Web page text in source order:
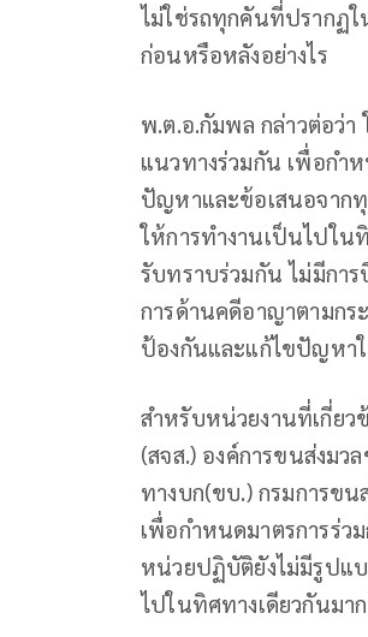
ไม่ใช่รถทุกคันที่ปรากฏ
ก่อนหรือหลังอย่างไร
พ.ต.อ.กัมพล กล่าวต่อว่า
แนวทางร่วมกัน เพื่อกำ
ปัญหาและข้อเสนอจาก
ให้การทำงานเป็นไปใน
รับทราบร่วมกัน ไม่มีกา
การด้านคดีอาญาตามกร
ป้องกันและแก้ไขปัญหา
สำหรับหน่วยงานที่เกี่ยว
(สจส.) องค์การขนส่งมว
ทางบก(ขบ.) กรมการขน
เพื่อกำหนดมาตรการร่ว
หน่วยปฏิบัติยังไม่มีรูปแ
ไปในทิศทางเดียวกันมา